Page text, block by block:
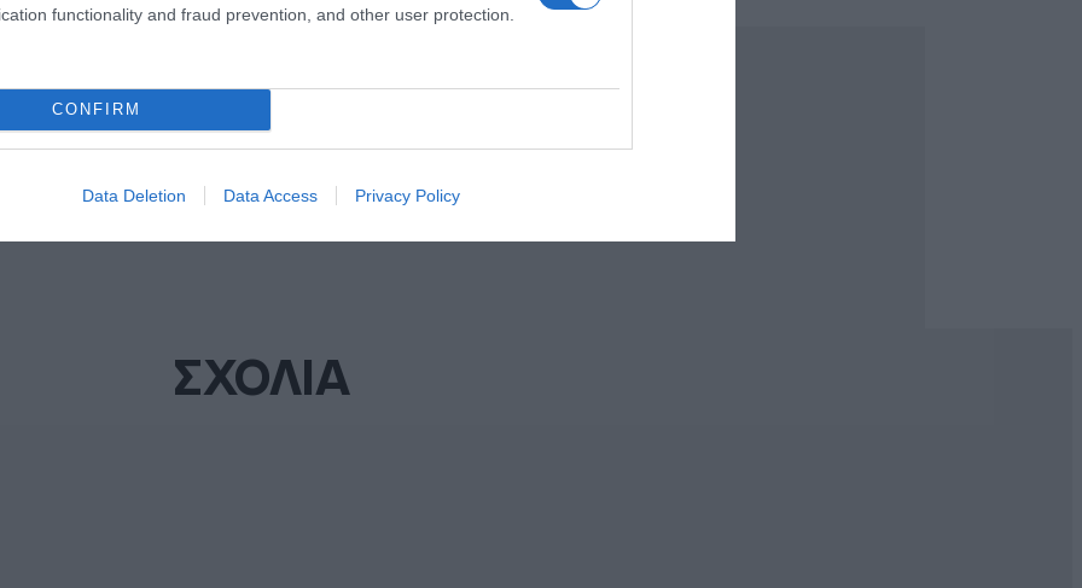
functionality and fraud prevention, and other user protection.
CONFIRM
Data Deletion Data Access Privacy Policy
ΣΧΟΛΙΑ